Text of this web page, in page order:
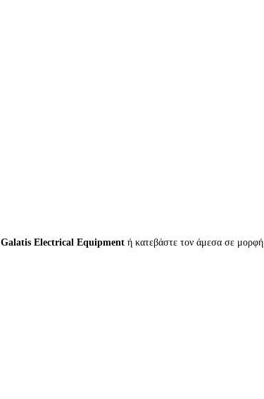
Galatis Electrical Equipment ή κατεβάστε τον άμεσα σε μορφή